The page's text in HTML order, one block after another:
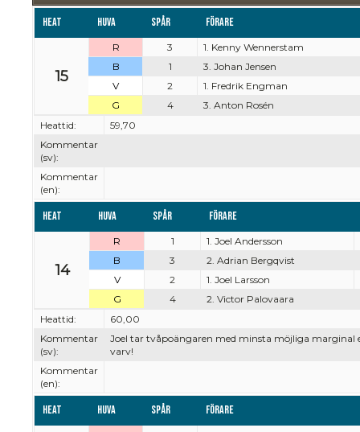
Heat Huva Spår Förare
15
R 3
1. Kenny Wennerstam
B
1
3. Johan Jensen
V
2
1. Fredrik Engman
G
4
3. Anton Rosén
Heattid:
59,70
Kommentar
(sv):
Kommentar
(en):
Heat Huva Spår Förare
14
R 1
1. Joel Andersson
B
3
2. Adrian Bergqvist
V
2
1. Joel Larsson
G
4
2. Victor Palovaara
Heattid:
60,00
Kommentar
(sv):
Joel tar tvåpoängaren med minsta möjliga marginal
varv!
Kommentar
(en):
Heat Huva Spår Förare